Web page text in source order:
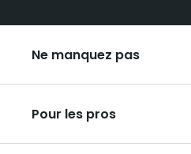
Ne manquez pas
Week-end insolite en Grand Est
Week-end spa en Grand Est
Pour les pros